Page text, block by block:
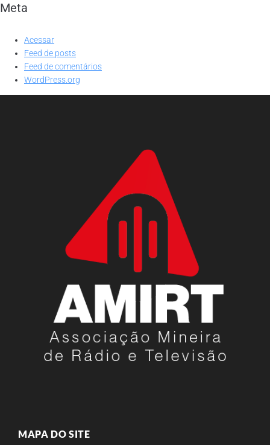
Meta
Acessar
Feed de posts
Feed de comentários
WordPress.org
MAPA DO SITE